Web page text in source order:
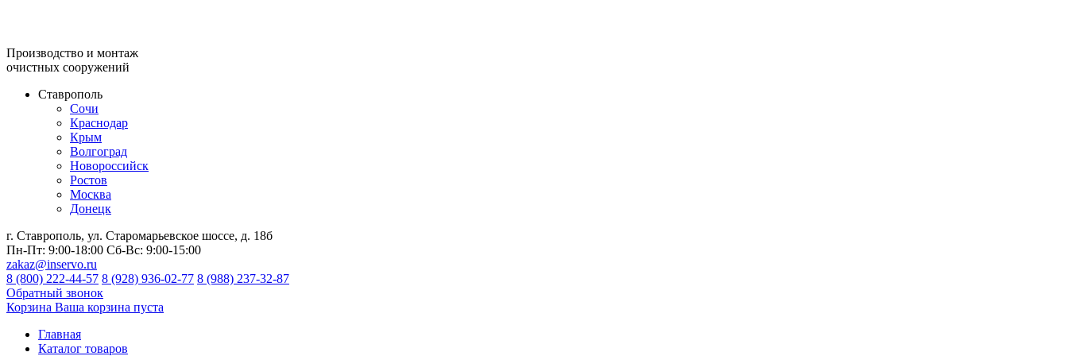
Производство и монтаж
очистных сооружений
Ставрополь
Сочи
Краснодар
Крым
Волгоград
Новороссийск
Ростов
Москва
Донецк
г. Ставрополь, ул. Старомарьевское шоссе, д. 18б
Пн-Пт: 9:00-18:00 Сб-Вс: 9:00-15:00
zakaz@inservo.ru
8 (800) 222-44-57 8 (928) 936-02-77 8 (988) 237-32-87
Обратный звонок
Корзина Ваша корзина пуста
Главная
Каталог товаров